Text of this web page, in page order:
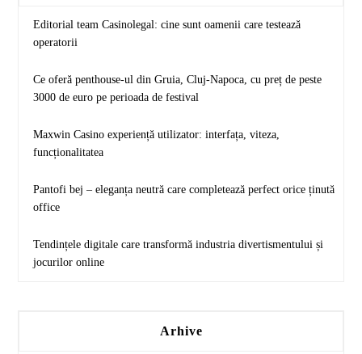
Editorial team Casinolegal: cine sunt oamenii care testează
operatorii
Ce oferă penthouse-ul din Gruia, Cluj-Napoca, cu preț de peste
3000 de euro pe perioada de festival
Maxwin Casino experiență utilizator: interfața, viteza,
funcționalitatea
Pantofi bej – eleganța neutră care completează perfect orice ținută
office
Tendințele digitale care transformă industria divertismentului și
jocurilor online
Arhive